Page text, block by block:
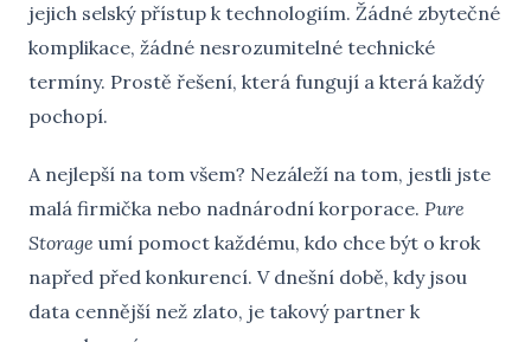
jejich selský přístup k technologiím. Žádné zbytečné
komplikace, žádné nesrozumitelné technické
termíny. Prostě řešení, která fungují a která každý
pochopí.
A nejlepší na tom všem? Nezáleží na tom, jestli jste
malá firmička nebo nadnárodní korporace. Pure
Storage umí pomoct každému, kdo chce být o krok
napřed před konkurencí. V dnešní době, kdy jsou
data cennější než zlato, je takový partner k